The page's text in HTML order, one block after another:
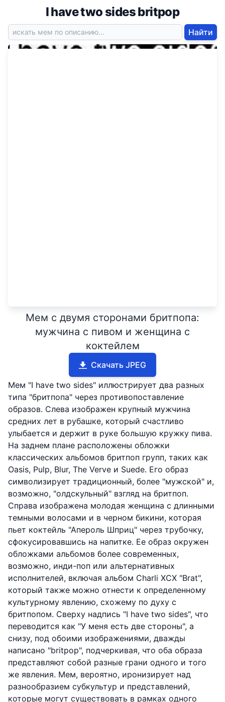
I have two sides britpop
Найти
Мем с двумя сторонами бритпопа:
мужчина с пивом и женщина с
коктейлем
Скачать JPEG
Мем "I have two sides" иллюстрирует два разных
типа "бритпопа" через противопоставление
образов. Слева изображен крупный мужчина
средних лет в рубашке, который счастливо
улыбается и держит в руке большую кружку пива.
На заднем плане расположены обложки
классических альбомов бритпоп групп, таких как
Oasis, Pulp, Blur, The Verve и Suede. Его образ
символизирует традиционный, более "мужской" и,
возможно, "олдскульный" взгляд на бритпоп.
Справа изображена молодая женщина с длинными
темными волосами и в черном бикини, которая
пьет коктейль "Апероль Шприц" через трубочку,
сфокусировавшись на напитке. Ее образ окружен
обложками альбомов более современных,
возможно, инди-поп или альтернативных
исполнителей, включая альбом Charli XCX "Brat",
который также можно отнести к определенному
культурному явлению, схожему по духу с
бритпопом. Сверху надпись "I have two sides", что
переводится как "У меня есть две стороны", а
снизу, под обоими изображениями, дважды
написано "britpop", подчеркивая, что оба образа
представляют собой разные грани одного и того
же явления. Мем, вероятно, иронизирует над
разнообразием субкультур и представлений,
которые могут существовать в рамках одного